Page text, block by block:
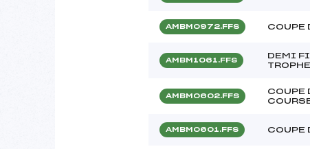
AMBM0972.FFS COUPE
AMBM1061.FFS
DEMI
AMBM0602.FFS
COUPE
AMBM0601.FFS COUPE